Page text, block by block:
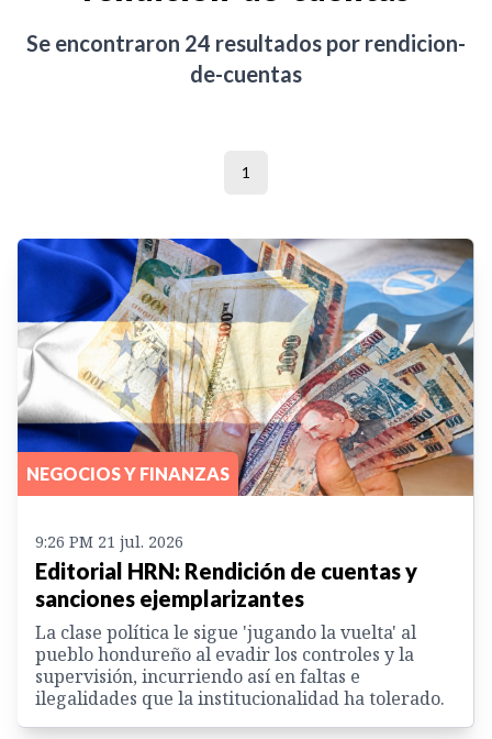
Se encontraron 24 resultados por rendicion-
de-cuentas
1
NEGOCIOS Y FINANZAS
9:26 PM 21 jul. 2026
Editorial HRN: Rendición de cuentas y
sanciones ejemplarizantes
La clase política le sigue 'jugando la vuelta' al
pueblo hondureño al evadir los controles y la
supervisión, incurriendo así en faltas e
ilegalidades que la institucionalidad ha tolerado.